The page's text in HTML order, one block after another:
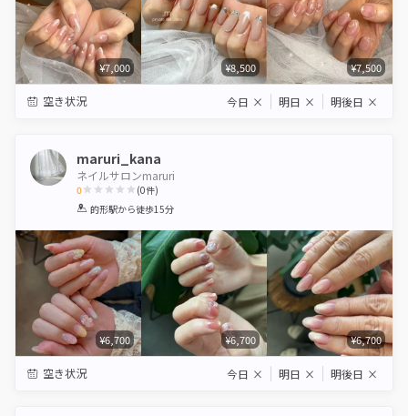
¥7,000 ¥8,500 ¥7,500
空き状況 今日 × 明日 × 明後日 ×
maruri_kana
ネイルサロンmaruri
0
1 2 3 4 5
(0件)
的形駅から徒歩15分
¥6,700 ¥6,700 ¥6,700
空き状況 今日 × 明日 × 明後日 ×